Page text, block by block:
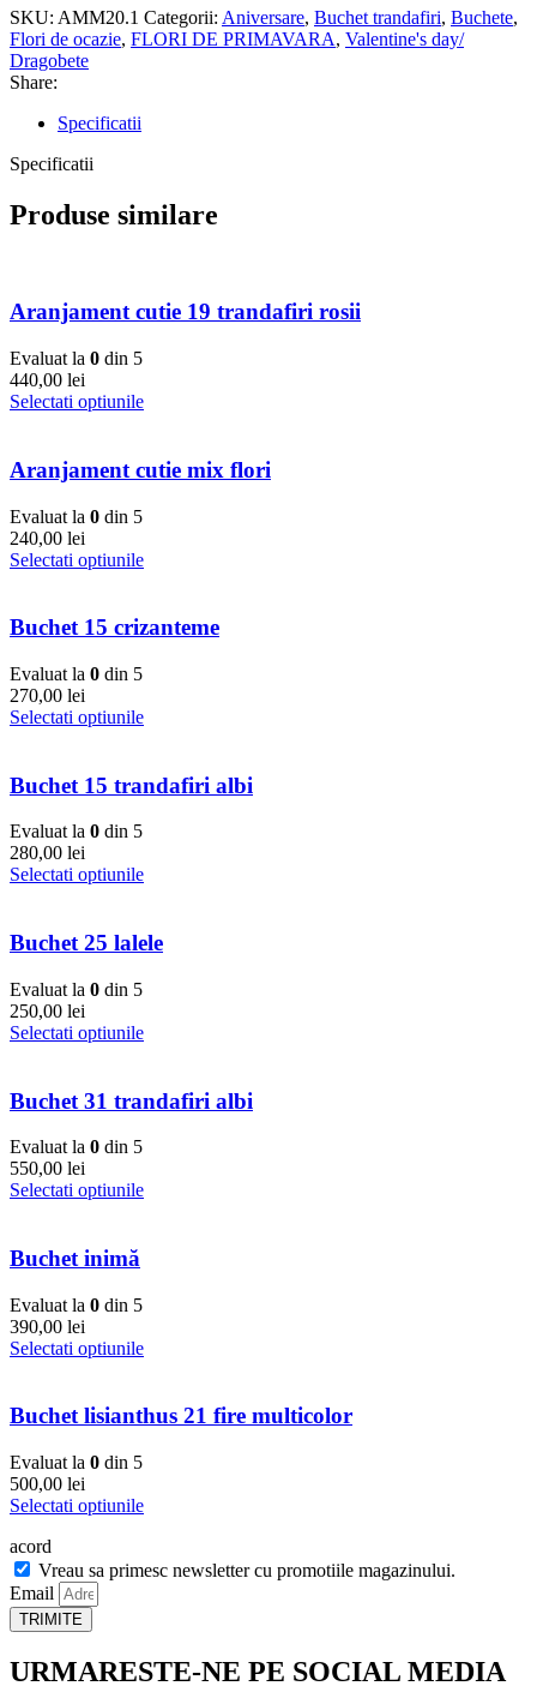
SKU: AMM20.1 Categorii: Aniversare, Buchet trandafiri, Buchete,
Flori de ocazie, FLORI DE PRIMAVARA, Valentine's day/
Dragobete
Share:
Specificatii
Specificatii
Produse similare
Aranjament cutie 19 trandafiri rosii
Evaluat la 0 din 5
440,00 lei
Selectati optiunile
Aranjament cutie mix flori
Evaluat la 0 din 5
240,00 lei
Selectati optiunile
Buchet 15 crizanteme
Evaluat la 0 din 5
270,00 lei
Selectati optiunile
Buchet 15 trandafiri albi
Evaluat la 0 din 5
280,00 lei
Selectati optiunile
Buchet 25 lalele
Evaluat la 0 din 5
250,00 lei
Selectati optiunile
Buchet 31 trandafiri albi
Evaluat la 0 din 5
550,00 lei
Selectati optiunile
Buchet inimă
Evaluat la 0 din 5
390,00 lei
Selectati optiunile
Buchet lisianthus 21 fire multicolor
Evaluat la 0 din 5
500,00 lei
Selectati optiunile
acord
Vreau sa primesc newsletter cu promotiile magazinului.
Email
TRIMITE
URMARESTE-NE PE SOCIAL MEDIA